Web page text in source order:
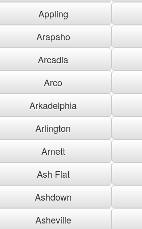
Appling
Arapaho
Arcadia
Arco
Arkadelphia
Arlington
Arnett
Ash Flat
Ashdown
Asheville